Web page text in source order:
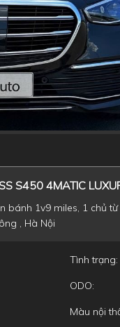
S450 4MATIC
bánh 1v9 miles, 1 chủ
, Hà Nội
Tình trạng:
ODO:
Màu nội